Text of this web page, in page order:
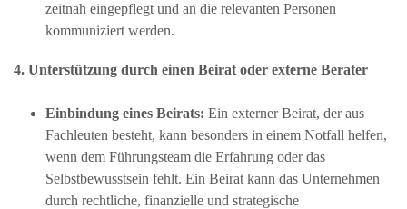
zeitnah eingepflegt und an die relevanten Personen
kommuniziert werden.
4. Unterstützung durch einen Beirat oder externe Berater
Einbindung eines Beirats: Ein externer Beirat, der aus
Fachleuten besteht, kann besonders in einem Notfall helfen,
wenn dem Führungsteam die Erfahrung oder das
Selbstbewusstsein fehlt. Ein Beirat kann das Unternehmen
durch rechtliche, finanzielle und strategische